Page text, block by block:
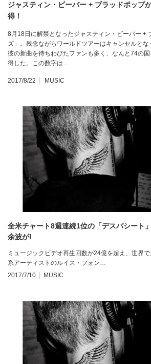
ジャスティン・ビーバー + ブラッドポップ
得！
8月18日に解禁となったジャスティン・ビーバー +
ズ」。残念ながらワールドツアーはキャンセルと
彼の新曲を待ちわびたファンも多く、なんと74の
得した。この数字は…
2017/8/22 MUSIC
全米チャート8週連続1位の「デスパシート
余波が!
ミュージックビデオ再生回数が24億を超え、世界
系アーティストのルイス・フォン…
2017/7/10
MUSIC